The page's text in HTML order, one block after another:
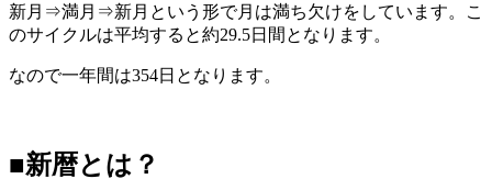
新月⇒満月⇒新月という形で月は満ち欠けをしています。こ
のサイクルは平均すると約29.5日間となります。
なので一年間は354日となります。
■新暦とは？